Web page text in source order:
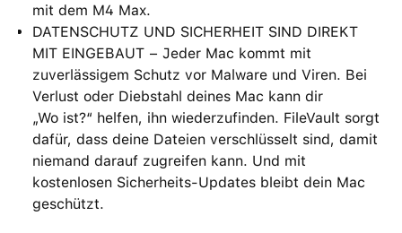
mit dem M4 Max.
DATENSCHUTZ UND SICHERHEIT SIND DIREKT
MIT EINGEBAUT − Jeder Mac kommt mit
zuverlässigem Schutz vor Malware und Viren. Bei
Verlust oder Diebstahl deines Mac kann dir
„Wo ist?“ helfen, ihn wiederzufinden. FileVault sorgt
dafür, dass deine Dateien verschlüsselt sind, damit
niemand darauf zugreifen kann. Und mit
kostenlosen Sicherheits-Updates bleibt dein Mac
geschützt.